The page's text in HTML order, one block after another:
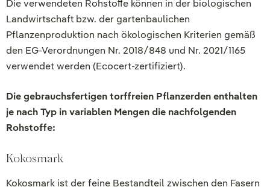
Die verwendeten Rohstoﬀe können in der biologischen
Landwirtschaft bzw. der gartenbaulichen
Pflanzenproduktion nach ökologischen Kriterien gemäß
den EG-Verordnungen Nr. 2018/848 und Nr. 2021/1165
verwendet werden (Ecocert-zertifiziert).
Die gebrauchsfertigen torffreien Pflanzerden enthalten
je nach Typ in variablen Mengen die nachfolgenden
Rohstoffe:
Kokosmark
Kokosmark ist der feine Bestandteil zwischen den Fasern